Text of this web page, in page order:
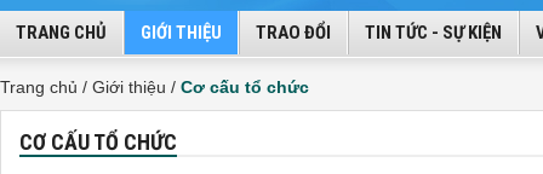
TRANG CHỦ GIỚI THIỆU TRAO ĐỔI TIN TỨC - SỰ KIỆN
Trang chủ / Giới thiệu / Cơ cấu tổ chức
CƠ CẤU TỔ CHỨC